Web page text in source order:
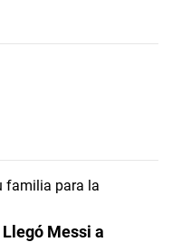
Llegó Messi a